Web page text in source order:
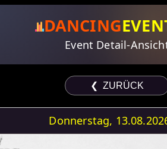
DANCING
Event Detail-
❮ ZURÜCK
Donnerstag,